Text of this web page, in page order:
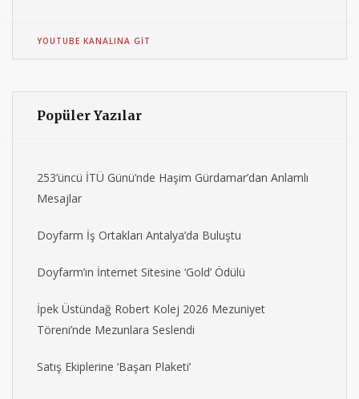
YOUTUBE KANALINA GIT
Popüler Yazılar
253’üncü İTÜ Günü’nde Haşim Gürdamar’dan Anlamlı
Mesajlar
Doyfarm İş Ortakları Antalya’da Buluştu
Doyfarm’ın İnternet Sitesine ‘Gold’ Ödülü
İpek Üstündağ Robert Kolej 2026 Mezuniyet
Töreni’nde Mezunlara Seslendi
Satış Ekiplerine ‘Başarı Plaketi’